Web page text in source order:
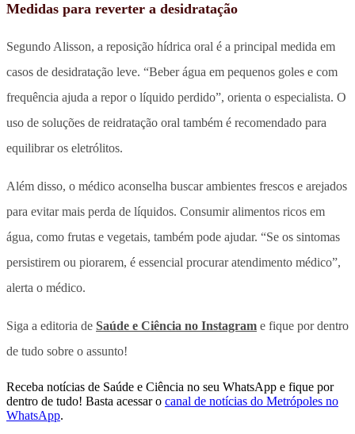
Medidas para reverter a desidratação
Segundo Alisson, a reposição hídrica oral é a principal medida em
casos de desidratação leve. “Beber água em pequenos goles e com
frequência ajuda a repor o líquido perdido”, orienta o especialista. O
uso de soluções de reidratação oral também é recomendado para
equilibrar os eletrólitos.
Além disso, o médico aconselha buscar ambientes frescos e arejados
para evitar mais perda de líquidos. Consumir alimentos ricos em
água, como frutas e vegetais, também pode ajudar. “Se os sintomas
persistirem ou piorarem, é essencial procurar atendimento médico”,
alerta o médico.
Siga a editoria de Saúde e Ciência no Instagram e fique por dentro
de tudo sobre o assunto!
Receba notícias de Saúde e Ciência no seu WhatsApp e fique por
dentro de tudo! Basta acessar o canal de notícias do Metrópoles no
WhatsApp.